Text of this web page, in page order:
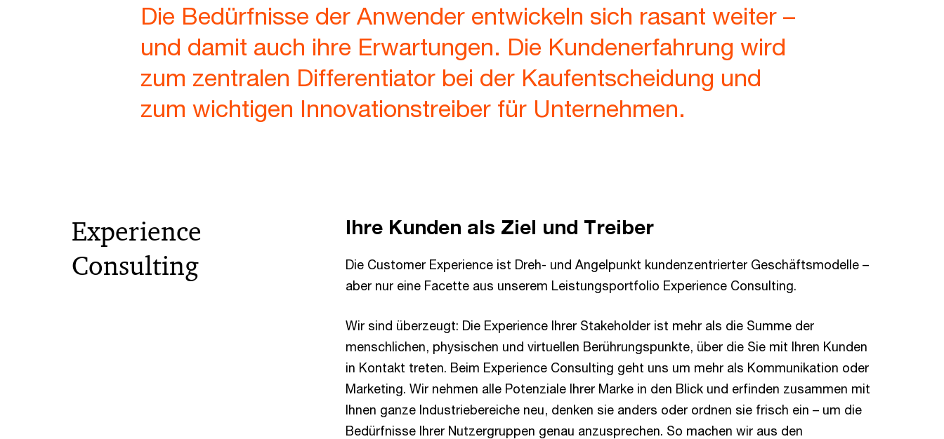
Die Bedürfnisse der Anwender entwickeln sich rasant weiter –
und damit auch ihre Erwartungen. Die Kundenerfahrung wird
zum zentralen Differentiator bei der Kaufentscheidung und
zum wichtigen Innovationstreiber für Unternehmen.
Experience
Consulting
Ihre Kunden als Ziel und Treiber
Die Customer Experience ist Dreh- und Angelpunkt kundenzentrierter Geschäftsmodelle –
aber nur eine Facette aus unserem Leistungsportfolio Experience Consulting.
Wir sind überzeugt: Die Experience Ihrer Stakeholder ist mehr als die Summe der
menschlichen, physischen und virtuellen Berührungspunkte, über die Sie mit Ihren Kunden
in Kontakt treten. Beim Experience Consulting geht uns um mehr als Kommunikation oder
Marketing. Wir nehmen alle Potenziale Ihrer Marke in den Blick und erfinden zusammen mit
Ihnen ganze Industriebereiche neu, denken sie anders oder ordnen sie frisch ein – um die
Bedürfnisse Ihrer Nutzergruppen genau anzusprechen. So machen wir aus den